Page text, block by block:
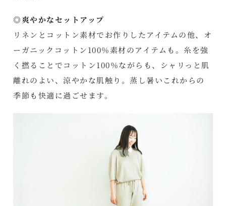
◎爽やかなセットアップ
リネンとコットン素材でお作りしたアイテムの他、オ
ーガニックコットン100％素材のアイテムも。糸を強
く撚ることでコットン100％ながらも、シャリっと肌
離れのよい、涼やかな肌触り。蒸し暑いこれからの
季節も快適に過ごせます。